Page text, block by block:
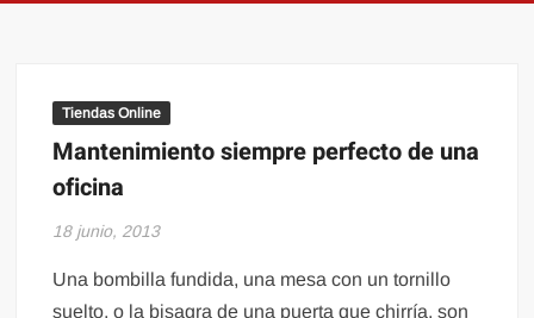
Tiendas Online
Mantenimiento siempre perfecto de una
oficina
18 junio, 2013
Una bombilla fundida, una mesa con un tornillo
suelto, o la bisagra de una puerta que chirría, son